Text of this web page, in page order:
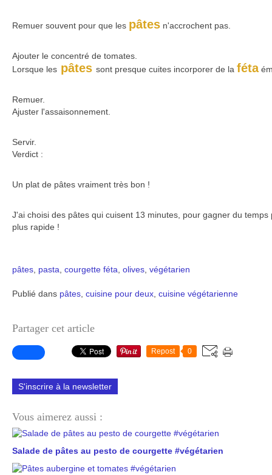
Remuer souvent pour que les pâtes n'accrochent pas.
Ajouter le concentré de tomates.
Lorsque les pâtes sont presque cuites incorporer de la féta
Remuer.
Ajuster l'assaisonnement.
Servir.
Verdict :
Un plat de pâtes vraiment très bon !
J'ai choisi des pâtes qui cuisent 13 minutes, pour gagner du
plus rapide !
pâtes pasta courgette féta olives végétarien
Publié dans pâtes cuisine pour deux cuisine végétarienne
Partager cet article
Repost 0
S'inscrire à la newsletter
Vous aimerez aussi :
Salade de pâtes au pesto de courgette #végétarien